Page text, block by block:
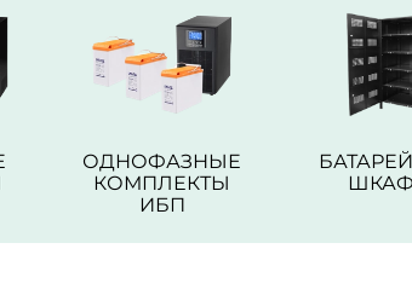
ОДНОФАЗНЫЕ
КОМПЛЕКТЫ
ИБП